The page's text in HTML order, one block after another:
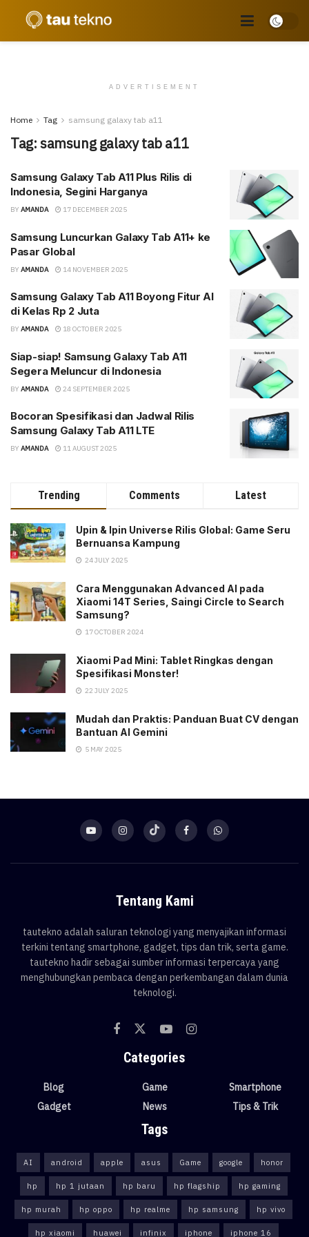
ADVERTISEMENT
Home Tag samsung galaxy tab a11
Tag:samsung galaxy tab a11
Samsung Galaxy Tab A11 Plus Rilis di
Indonesia, Segini Harganya
BY AMANDA 17 DECEMBER 2025
Samsung Luncurkan Galaxy Tab A11+ ke
Pasar Global
BY AMANDA 14 NOVEMBER 2025
Samsung Galaxy Tab A11 Boyong Fitur AI
di Kelas Rp 2 Juta
BY AMANDA 18 OCTOBER 2025
Siap-siap! Samsung Galaxy Tab A11
Segera Meluncur di Indonesia
BY AMANDA 24 SEPTEMBER 2025
Bocoran Spesifikasi dan Jadwal Rilis
Samsung Galaxy Tab A11 LTE
BY AMANDA 11 AUGUST 2025
Trending Comments Latest
Upin & Ipin Universe Rilis Global: Game Seru
Bernuansa Kampung
24 JULY 2025
Cara Menggunakan Advanced AI pada
Xiaomi 14T Series, Saingi Circle to Search
Samsung?
17 OCTOBER 2024
Xiaomi Pad Mini: Tablet Ringkas dengan
Spesifikasi Monster!
22 JULY 2025
Mudah dan Praktis: Panduan Buat CV dengan
Bantuan AI Gemini
5 MAY 2025
Tentang Kami
tautekno adalah saluran teknologi yang menyajikan informasi
terkini tentang smartphone, gadget, tips dan trik, serta game.
tautekno hadir sebagai sumber informasi terpercaya yang
menghubungkan pembaca dengan perkembangan dalam dunia
teknologi.
Categories
Blog
Gadget
Game
News
Smartphone
Tips & Trik
Tags
AI android apple asus Game google honor
hp hp 1 jutaan hp baru hp flagship hp gaming
hp murah hp oppo hp realme hp samsung hp vivo
hp xiaomi huawei infinix iphone iphone 16